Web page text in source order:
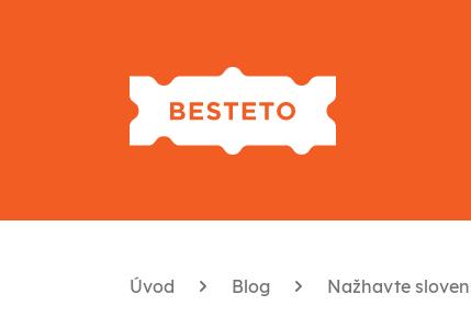
Úvod Blog Nažhavte